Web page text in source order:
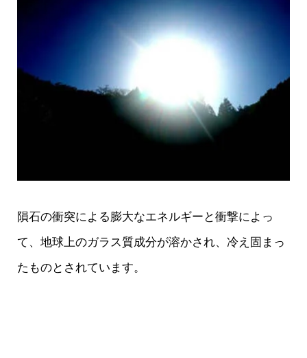
隕石の衝突による膨大なエネルギーと衝撃によっ
て、地球上のガラス質成分が溶かされ、冷え固まっ
たものとされています。